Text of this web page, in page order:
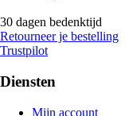
30 dagen bedenktijd
Retourneer je bestelling
Trustpilot
Diensten
Mijn account